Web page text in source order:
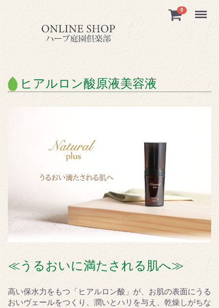
0 Menu
ヒアルロン酸原液美容液
≪うるおいに満たされる肌へ≫
高い保水力をもつ「ヒアルロン酸」が、お肌の表面にうる
おいヴェールをつくり、潤いとハリを与え、乾燥しがちな